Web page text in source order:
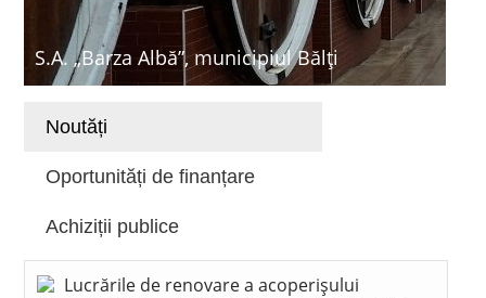
S.A. „Barza Albă”, municipiul Bălți
Noutăți
Oportunități de finanțare
Achiziții publice
Lucrările de renovare a acoperișului